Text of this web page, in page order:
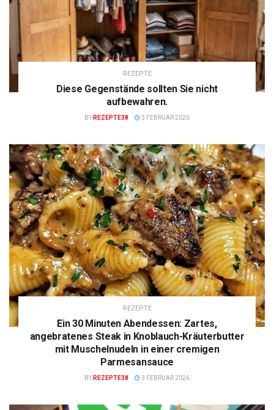
REZEPTE
Diese Gegenstände sollten Sie nicht
aufbewahren.
BY REZEPTE38 3 FEBRUAR 2026
REZEPTE
Ein 30 Minuten Abendessen: Zartes,
angebratenes Steak in Knoblauch-Kräuterbutter
mit Muschelnudeln in einer cremigen
Parmesansauce
BY REZEPTE38 3 FEBRUAR 2026